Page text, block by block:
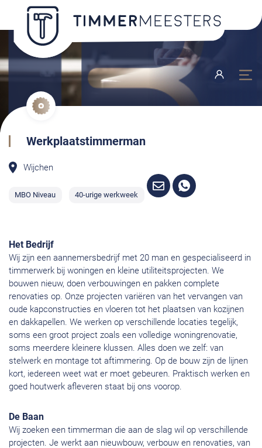
Werkplaatstimmerman
Wijchen
MBO Niveau 40-urige werkweek
Het Bedrijf
Wij zijn een aannemersbedrijf met 20 man en gespecialiseerd in
timmerwerk bij woningen en kleine utiliteitsprojecten. We
bouwen nieuw, doen verbouwingen en pakken complete
renovaties op. Onze projecten variëren van het vervangen van
oude kapconstructies en vloeren tot het plaatsen van kozijnen
en dakkapellen. We werken op verschillende locaties tegelijk,
soms een groot project zoals een volledige woningrenovatie,
soms meerdere kleinere klussen. Alles doen we zelf: van
stelwerk en montage tot aftimmering. Op de bouw zijn de lijnen
kort, iedereen weet wat er moet gebeuren. Praktisch werken en
goed houtwerk afleveren staat bij ons voorop.
De Baan
Wij zoeken een timmerman die aan de slag wil op verschillende
projecten. Je werkt aan nieuwbouw, verbouw en renovaties, van